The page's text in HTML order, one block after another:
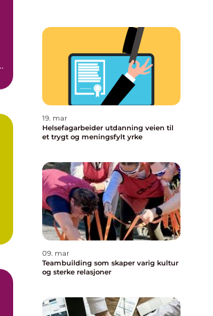
19. mar
Helsefagarbeider utdanning veien til
et trygt og meningsfylt yrke
09. mar
Teambuilding som skaper varig kultur
og sterke relasjoner